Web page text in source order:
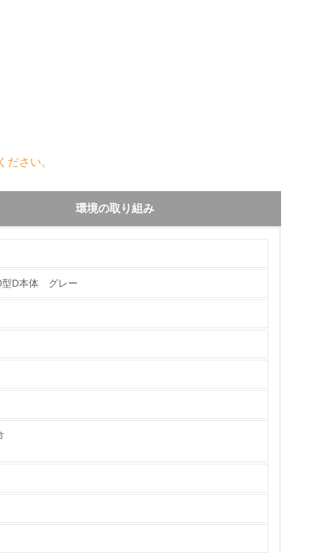
さい。
環境の取り組み
型D本体 グレー